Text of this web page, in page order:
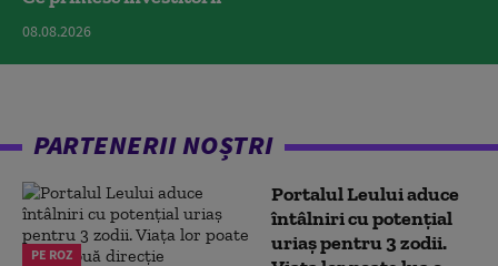
08.08.2026
PARTENERII NOȘTRI
PE ROZ
Portalul Leului aduce
întâlniri cu potențial
uriaș pentru 3 zodii.